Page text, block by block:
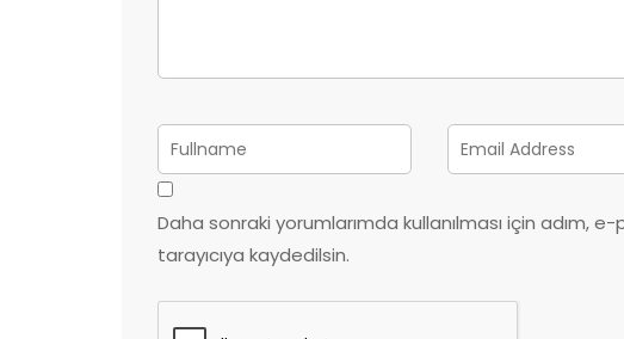
Daha sonraki yorumlarımda kullanılması için adım,
tarayıcıya kaydedilsin.